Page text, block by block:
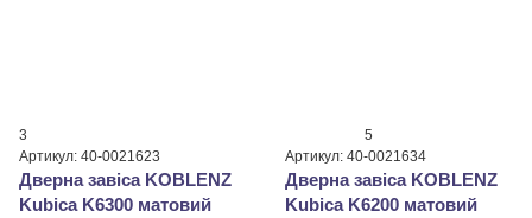
3
Артикул: 40-0021623
Дверна завіса KOBLENZ
Kubica K6300 матовий
5
Артикул: 40-0021634
Дверна завіса KOBLENZ
Kubica K6200 матовий